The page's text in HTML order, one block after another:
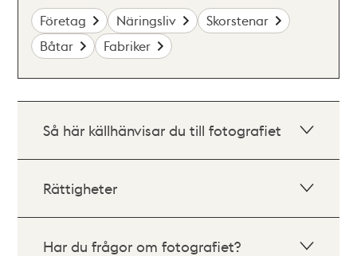
Företag Näringsliv
Skorstenar
Båtar
Fabriker
Så här källhänvisar du till fotografiet
Rättigheter
Har du frågor om fotografiet?